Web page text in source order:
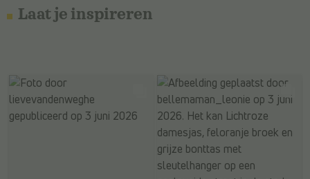
Laat je inspireren